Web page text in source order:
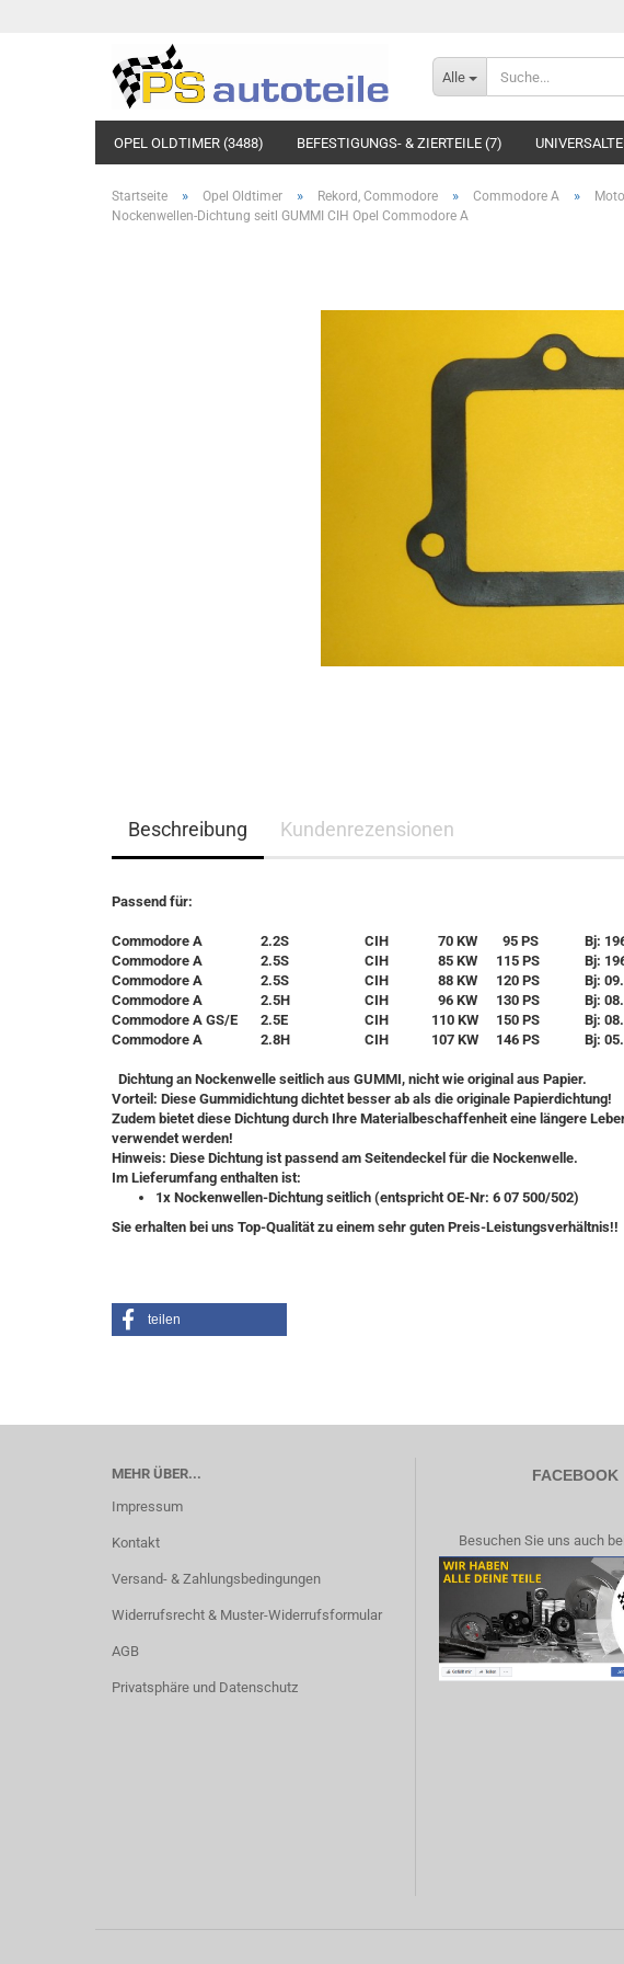
Alle
OPEL OLDTIMER (3488) BEFESTIGUNGS- & ZIERTEILE (7)
Startseite » Opel Oldtimer » Rekord, Commodore » Commodore A »
Nockenwellen-Dichtung seitl GUMMI CIH Opel Commodore A
Beschreibung Kundenrezensionen
Passend für:
Commodore A 2.2S CIH 70 KW 95 PS
Bj:
Commodore A
2.5S CIH 85 KW 115 PS
Bj:
Commodore A
2.5S CIH 88 KW 120 PS
Bj:
Commodore A
2.5H CIH 96 KW 130 PS
Bj:
Commodore A GS/E
2.5E CIH 110 KW 150 PS
Bj:
Commodore A
2.8H CIH 107 KW 146 PS Bj:
Dichtung an Nockenwelle seitlich aus GUMMI, nicht wie original aus Papier.
Vorteil: Diese Gummidichtung dichtet besser ab als die originale Papierdichtung!
Zudem bietet diese Dichtung durch Ihre Materialbeschaffenheit eine längere
verwendet werden!
Hinweis: Diese Dichtung ist passend am Seitendeckel für die Nockenwelle.
Im Lieferumfang enthalten ist:
1x Nockenwellen-Dichtung seitlich (entspricht OE-Nr: 6 07 500/502)
Sie erhalten bei uns Top-Qualität zu einem sehr guten Preis-Leistungsverhältnis!!
teilen
MEHR ÜBER...
Impressum
Kontakt
Versand- & Zahlungsbedingungen
Widerrufsrecht & Muster-Widerrufsformular
AGB
Privatsphäre und Datenschutz
FACEBOOK
Besuchen Sie uns auch